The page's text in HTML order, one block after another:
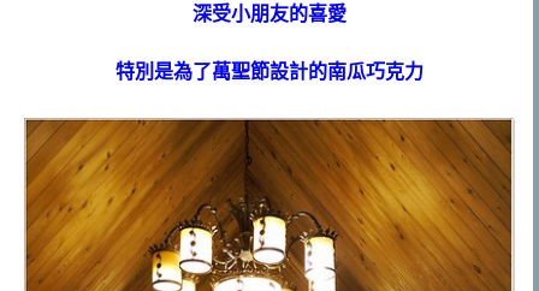
深受小朋友的喜愛
特別是為了萬聖節設計的南瓜巧克力